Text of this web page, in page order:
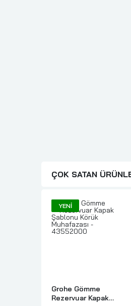
ÇOK SATAN
YENI
Grohe Gömme
Rezervuar Kapak